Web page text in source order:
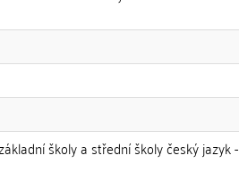
školy a střední školy český jazyk -